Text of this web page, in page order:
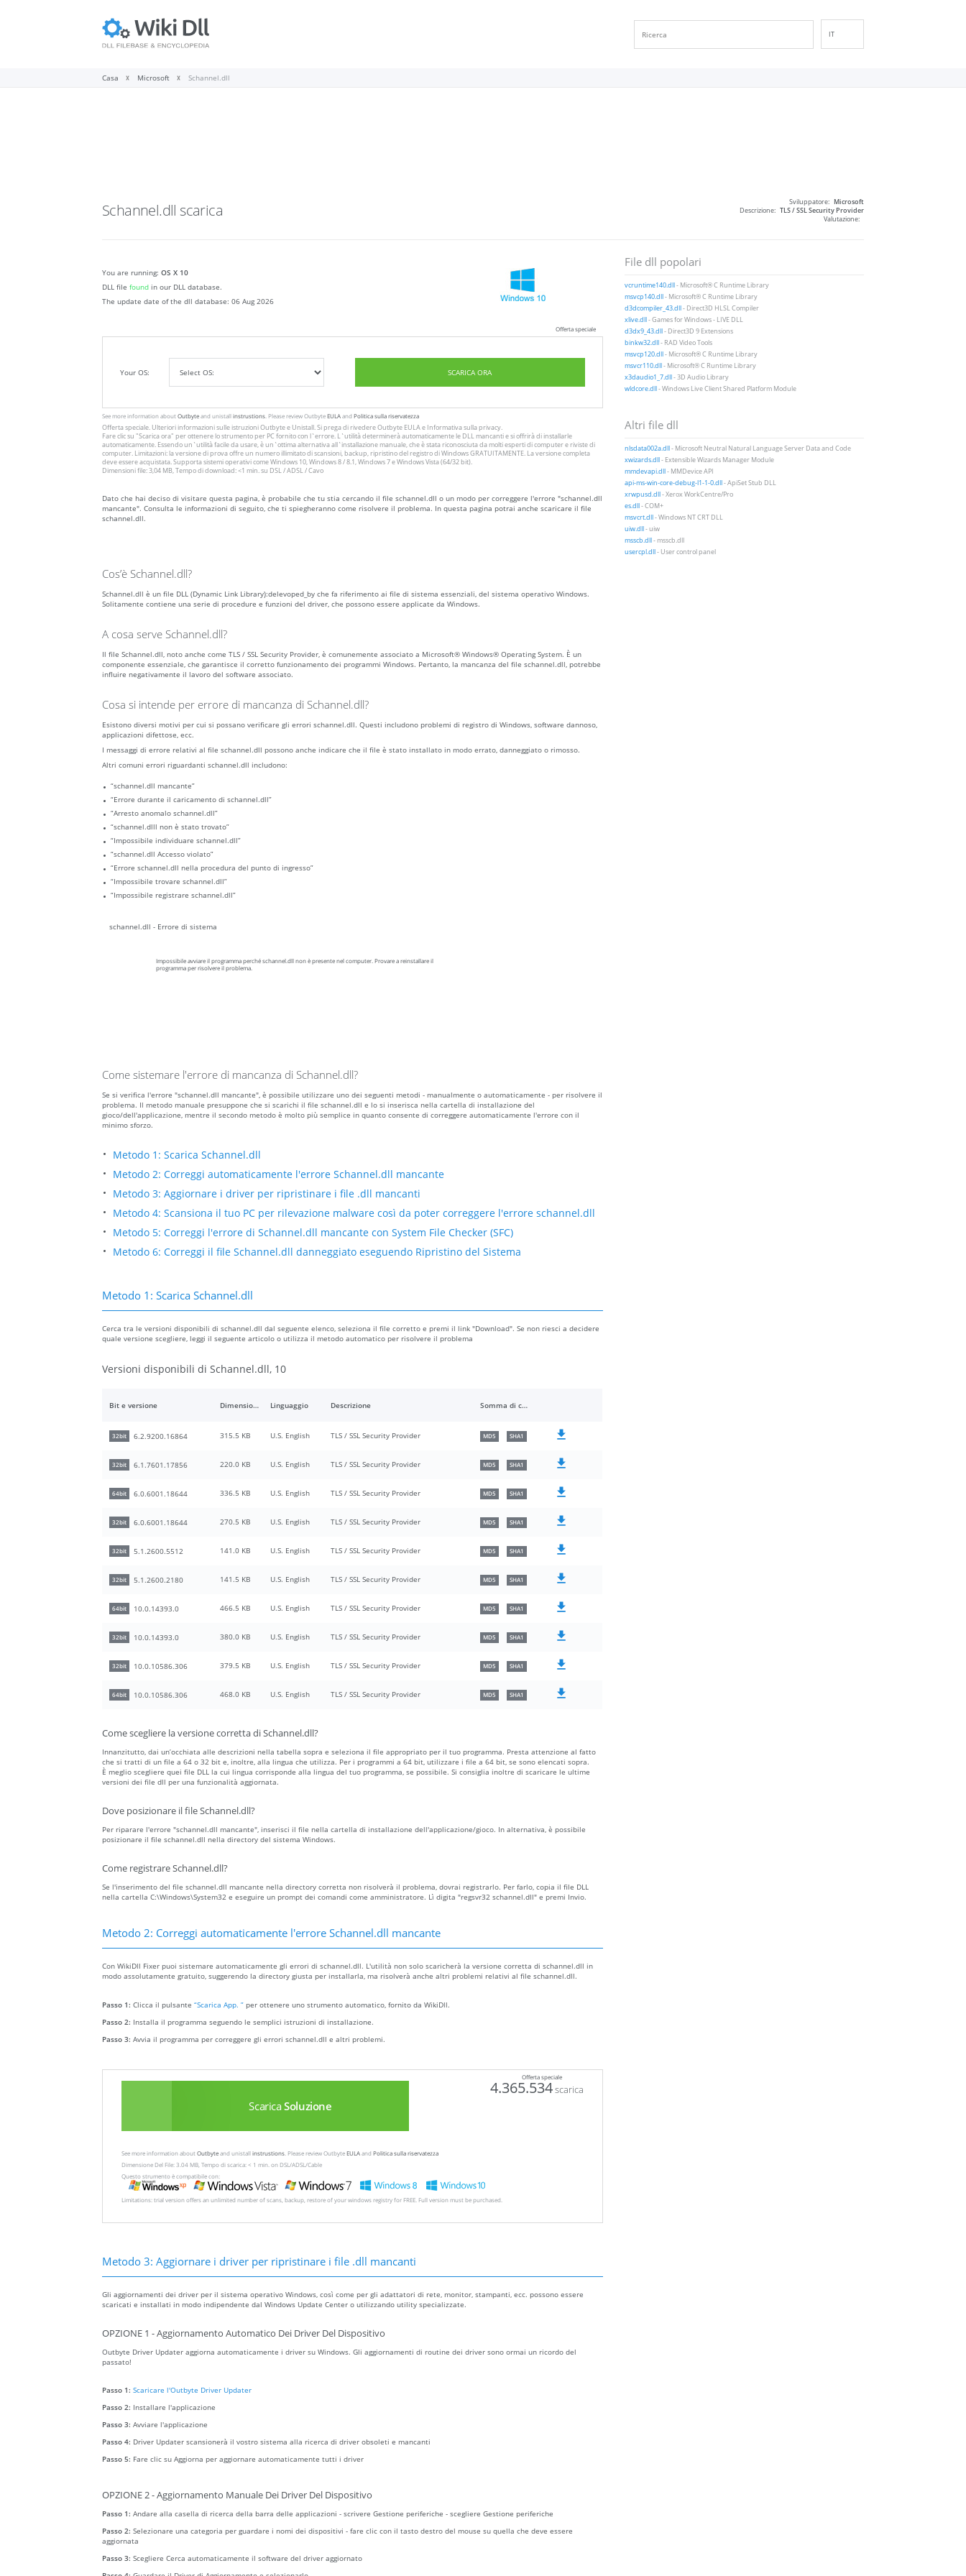
IT
NN
Casa Microsoft Schannel.dll
Schannel.dll scarica Sviluppatore: Microsoft
Descrizione: TLS / SSL Security Provider
Valutazione:
You are running: OS X 10
DLL file found in our DLL database.
The update date of the dll database: 06 Aug 2026
Offerta speciale
Your OS: SCARICA ORA
See more information about Outbyteand unistallinstrustions . Please review OutbyteEULAandPolitica sulla riservatezza
Offerta speciale. Ulteriori informazioni sulle istruzioniOutbytee Unistall. Si prega di rivedere Outbyte EULAe Informativa sulla privacy.
Fare clic su "Scarica ora" per ottenere lo strumento per PC fornito con l`errore. L`utilità determinerà automaticamente le DLL mancanti e si offrirà di installarle
automaticamente. Essendo un`utilità facile da usare, è un`ottima alternativa all`installazione manuale, che è stata riconosciuta da molti esperti di computer e riviste di
computer. Limitazioni: la versione di prova offre un numero illimitato di scansioni, backup, ripristino del registro di Windows GRATUITAMENTE. La versione completa
deve essere acquistata. Supporta sistemi operativi come Windows 10, Windows 8 / 8.1, Windows 7 e Windows Vista (64/32 bit).
Dimensioni file: 3,04 MB, Tempo di download: <1 min. su DSL / ADSL / Cavo
Dato che hai deciso di visitare questa pagina, è probabile che tu stia cercando il file schannel.dll o un modo per correggere l'errore "schannel.dll
mancante". Consulta le informazioni di seguito, che ti spiegheranno come risolvere il problema. In questa pagina potrai anche scaricare il file
schannel.dll.
Cos’è Schannel.dll?
Schannel.dll è un file DLL (Dynamic Link Library):delevoped_by che fa riferimento ai file di sistema essenziali, del sistema operativo Windows.
Solitamente contiene una serie di procedure e funzioni del driver, che possono essere applicate da Windows.
A cosa serve Schannel.dll?
Il file Schannel.dll, noto anche come TLS / SSL Security Provider, è comunemente associato a Microsoft® Windows® Operating System. È un
componente essenziale, che garantisce il corretto funzionamento dei programmi Windows. Pertanto, la mancanza del file schannel.dll, potrebbe
influire negativamente il lavoro del software associato.
Cosa si intende per errore di mancanza di Schannel.dll?
Esistono diversi motivi per cui si possano verificare gli errori schannel.dll. Questi includono problemi di registro di Windows, software dannoso,
applicazioni difettose, ecc.
I messaggi di errore relativi al file schannel.dll possono anche indicare che il file è stato installato in modo errato, danneggiato o rimosso.
Altri comuni errori riguardanti schannel.dll includono:
“schannel.dll mancante”
“Errore durante il caricamento di schannel.dll”
“Arresto anomalo schannel.dll”
“schannel.dlll non è stato trovato”
“Impossibile individuare schannel.dll”
“schannel.dll Accesso violato”
“Errore schannel.dll nella procedura del punto di ingresso”
“Impossibile trovare schannel.dll”
“Impossibile registrare schannel.dll”
schannel.dll - Errore di sistema
Impossibile avviare il programma perché schannel.dll non è presente nel computer. Provare a reinstallare il
programma per risolvere il problema.
Come sistemare l'errore di mancanza di Schannel.dll?
Se si verifica l'errore "schannel.dll mancante", è possibile utilizzare uno dei seguenti metodi - manualmente o automaticamente - per risolvere il
problema. Il metodo manuale presuppone che si scarichi il file schannel.dll e lo si inserisca nella cartella di installazione del
gioco/dell'applicazione, mentre il secondo metodo è molto più semplice in quanto consente di correggere automaticamente l'errore con il
minimo sforzo.
Metodo 1: Scarica Schannel.dll
Metodo 2: Correggi automaticamente l'errore Schannel.dll mancante
Metodo 3: Aggiornare i driver per ripristinare i file .dll mancanti
Metodo 4: Scansiona il tuo PC per rilevazione malware così da poter correggere l'errore schannel.dll
Metodo 5: Correggi l'errore di Schannel.dll mancante con System File Checker (SFC)
Metodo 6: Correggi il file Schannel.dll danneggiato eseguendo Ripristino del Sistema
Metodo 1: Scarica Schannel.dll
Cerca tra le versioni disponibili di schannel.dll dal seguente elenco, seleziona il file corretto e premi il link "Download". Se non riesci a decidere
quale versione scegliere, leggi il seguente articolo o utilizza il metodo automatico per risolvere il problema
Versioni disponibili di Schannel.dll, 10
Bit e versione Dimensione del file Linguaggio Descrizione Somma di controllo
32bit 6.2.9200.16864 315.5 KB U.S. English TLS / SSL Security Provider MD5 SHA1
32bit 6.1.7601.17856 220.0 KB U.S. English TLS / SSL Security Provider MD5 SHA1
64bit 6.0.6001.18644 336.5 KB U.S. English TLS / SSL Security Provider MD5 SHA1
32bit 6.0.6001.18644 270.5 KB U.S. English TLS / SSL Security Provider MD5 SHA1
32bit 5.1.2600.5512 141.0 KB U.S. English TLS / SSL Security Provider MD5 SHA1
32bit 5.1.2600.2180 141.5 KB U.S. English TLS / SSL Security Provider MD5 SHA1
64bit 10.0.14393.0 466.5 KB U.S. English TLS / SSL Security Provider MD5 SHA1
32bit 10.0.14393.0 380.0 KB U.S. English TLS / SSL Security Provider MD5 SHA1
32bit 10.0.10586.306 379.5 KB U.S. English TLS / SSL Security Provider MD5 SHA1
64bit 10.0.10586.306 468.0 KB U.S. English TLS / SSL Security Provider MD5 SHA1
Come scegliere la versione corretta di Schannel.dll?
Innanzitutto, dai un’occhiata alle descrizioni nella tabella sopra e seleziona il file appropriato per il tuo programma. Presta attenzione al fatto
che si tratti di un file a 64 o 32 bit e, inoltre, alla lingua che utilizza. Per i programmi a 64 bit, utilizzare i file a 64 bit, se sono elencati sopra.
È meglio scegliere quei file DLL la cui lingua corrisponde alla lingua del tuo programma, se possibile. Si consiglia inoltre di scaricare le ultime
versioni dei file dll per una funzionalità aggiornata.
Dove posizionare il file Schannel.dll?
Per riparare l'errore "schannel.dll mancante", inserisci il file nella cartella di installazione dell'applicazione/gioco. In alternativa, è possibile
posizionare il file schannel.dll nella directory del sistema Windows.
Come registrare Schannel.dll?
Se l'inserimento del file schannel.dll mancante nella directory corretta non risolverà il problema, dovrai registrarlo. Per farlo, copia il file DLL
nella cartella C:\Windows\System32 e eseguire un prompt dei comandi come amministratore. Lì digita "regsvr32 schannel.dll" e premi Invio.
Metodo 2: Correggi automaticamente l'errore Schannel.dll mancante
Con WikiDll Fixer puoi sistemare automaticamente gli errori di schannel.dll. L'utilità non solo scaricherà la versione corretta di schannel.dll in
modo assolutamente gratuito, suggerendo la directory giusta per installarla, ma risolverà anche altri problemi relativi al file schannel.dll.
Passo 1: Clicca il pulsante “Scarica App. ” per ottenere uno strumento automatico, fornito da WikiDll.
Passo 2: Installa il programma seguendo le semplici istruzioni di installazione.
Passo 3: Avvia il programma per correggere gli errori schannel.dll e altri problemi.
Offerta speciale
ScaricaSoluzione
4.365.534scarica
See more information about Outbyteand unistallinstrustions . Please review OutbyteEULAandPolitica sulla riservatezza
Dimensione Del File: 3.04 MB, Tempo di scarica: < 1 min. on DSL/ADSL/Cable
Questo strumento è compatibile con:
Limitations: trial version offers an unlimited number of scans, backup, restore of your windows registry for FREE. Full version must be purchased.
Metodo 3: Aggiornare i driver per ripristinare i file .dll mancanti
Gli aggiornamenti dei driver per il sistema operativo Windows, così come per gli adattatori di rete, monitor, stampanti, ecc. possono essere
scaricati e installati in modo indipendente dal Windows Update Center o utilizzando utility specializzate.
OPZIONE 1 - Aggiornamento Automatico Dei Driver Del Dispositivo
Outbyte Driver Updater aggiorna automaticamente i driver su Windows. Gli aggiornamenti di routine dei driver sono ormai un ricordo del
passato!
Passo 1: Scaricare l'Outbyte Driver Updater
Passo 2: Installare l'applicazione
Passo 3: Avviare l'applicazione
Passo 4: Driver Updater scansionerà il vostro sistema alla ricerca di driver obsoleti e mancanti
Passo 5: Fare clic su Aggiorna per aggiornare automaticamente tutti i driver
OPZIONE 2 - Aggiornamento Manuale Dei Driver Del Dispositivo
Passo 1: Andare alla casella di ricerca della barra delle applicazioni - scrivere Gestione periferiche - scegliere Gestione periferiche
Passo 2: Selezionare una categoria per guardare i nomi dei dispositivi - fare clic con il tasto destro del mouse su quella che deve essere
aggiornata
Passo 3: Scegliere Cerca automaticamente il software del driver aggiornato
File dll popolari
vcruntime140.dll- Microsoft® C Runtime Library
msvcp140.dll- Microsoft® C Runtime Library
d3dcompiler_43.dll- Direct3D HLSL Compiler
xlive.dll- Games for Windows - LIVE DLL
d3dx9_43.dll- Direct3D 9 Extensions
binkw32.dll- RAD Video Tools
msvcp120.dll- Microsoft® C Runtime Library
msvcr110.dll- Microsoft® C Runtime Library
x3daudio1_7.dll- 3D Audio Library
wldcore.dll- Windows Live Client Shared Platform Module
Altri file dll
nlsdata002a.dll- Microsoft Neutral Natural Language Server Data and Code
xwizards.dll- Extensible Wizards Manager Module
mmdevapi.dll- MMDevice API
api-ms-win-core-debug-l1-1-0.dll- ApiSet Stub DLL
xrwpusd.dll- Xerox WorkCentre/Pro
es.dll- COM+
msvcrt.dll- Windows NT CRT DLL
uiw.dll- uiw
msscb.dll- msscb.dll
usercpl.dll- User control panel